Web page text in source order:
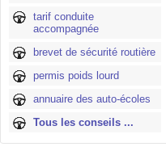
tarif conduite
accompagnée
brevet de sécurité routière
permis poids lourd
annuaire des auto-écoles
Tous les conseils ...